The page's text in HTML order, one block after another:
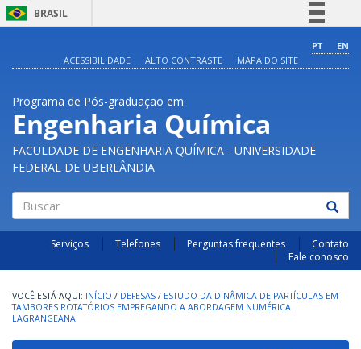
BRASIL
Comunica BR
Acesso à informação
Legislação
PT
EN
ACESSIBILIDADE
ALTO CONTRASTE MAPA DO SITE
Programa de Pós-graduação em
Engenharia Química
FACULDADE DE ENGENHARIA QUÍMICA - UNIVERSIDADE
FEDERAL DE UBERLÂNDIA
Buscar
Serviços Telefones Perguntas frequentes
Contato
Fale conosco
INÍCIO / DEFESAS / ESTUDO DA DINÂMICA DE PARTÍCULAS EM
TAMBORES ROTATÓRIOS EMPREGANDO A ABORDAGEM NUMÉRICA
LAGRANGEANA